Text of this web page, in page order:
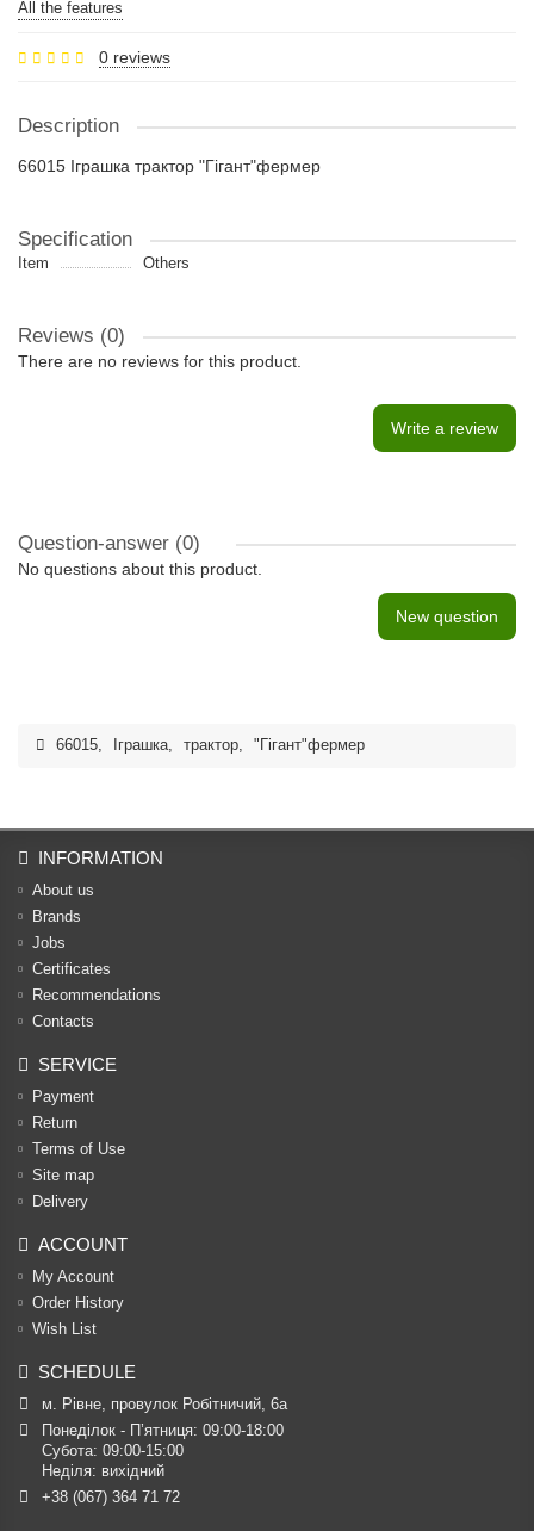
All the features
0 reviews
Description
66015 Іграшка трактор "Гігант"фермер
Specification
Item Others
Reviews (0)
There are no reviews for this product.
Write a review
Question-answer (0)
No questions about this product.
New question
66015, Іграшка, трактор, "Гігант"фермер
INFORMATION
About us
Brands
Jobs
Certificates
Recommendations
Contacts
SERVICE
Payment
Return
Terms of Use
Site map
Delivery
ACCOUNT
My Account
Order History
Wish List
SCHEDULE
м. Рівне, провулок Робітничий, 6а
Понеділок - П’ятниця: 09:00-18:00
Субота: 09:00-15:00
Неділя: вихідний
+38 (067) 364 71 72